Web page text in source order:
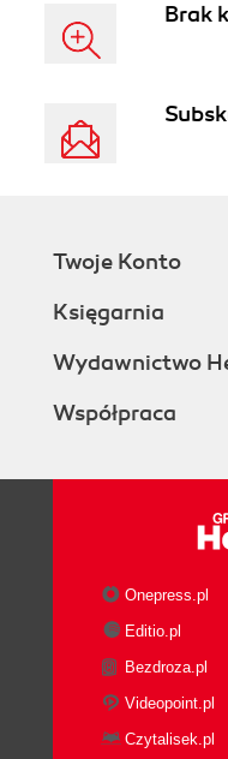
Brak
Twoje Konto
Księgarnia
Wydawnictwo
Współpraca
Onepress.pl
Editio.pl
Bezdroza.pl
Videopoint.pl
Czytalisek.pl